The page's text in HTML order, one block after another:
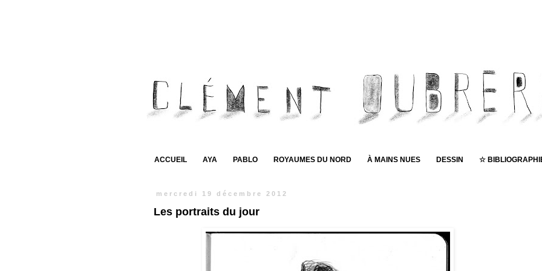
ACCUEIL AYA PABLO ROYAUMES DU NORD À MAINS NUES DESSIN ☆
mercredi 19 décembre 2012
Les portraits du jour